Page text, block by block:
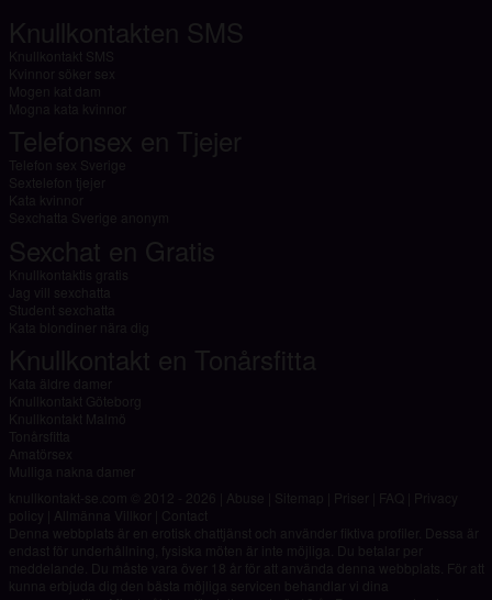
Knullkontakten SMS
Knullkontakt SMS
Kvinnor söker sex
Mogen kat dam
Mogna kata kvinnor
Telefonsex en Tjejer
Telefon sex Sverige
Sextelefon tjejer
Kata kvinnor
Sexchatta Sverige anonym
Sexchat en Gratis
Knullkontaktis gratis
Jag vill sexchatta
Student sexchatta
Kata blondiner nära dig
Knullkontakt en Tonårsfitta
Kata äldre damer
Knullkontakt Göteborg
Knullkontakt Malmö
Tonårsfitta
Amatörsex
Mulliga nakna damer
knullkontakt-se.com © 2012 - 2026
Abuse Sitemap Priser
Privacy
policy
Allmänna Villkor
Contact
Denna webbplats är en erotisk chattjänst och använder fiktiva profiler. Dessa är
endast för underhållning, fysiska möten är inte möjliga. Du betalar per
meddelande. Du måste vara över 18 år för att använda denna webbplats. För att
kunna erbjuda dig den bästa möjliga servicen behandlar vi dina